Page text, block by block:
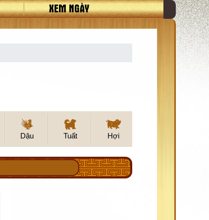
XEM NGÀY
Dậu Tuất Hợi